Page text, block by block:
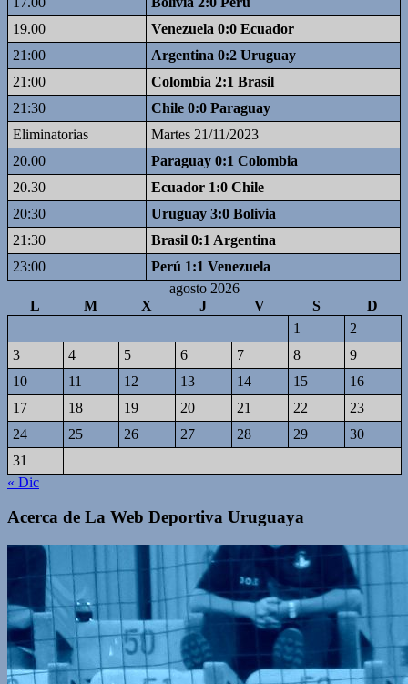
19.00
Venezuela 0:0 Ecuador
21:00
Argentina 0:2 Uruguay
21:00
Colombia 2:1 Brasil
21:30
Chile 0:0 Paraguay
Eliminatorias
Martes 21/11/2023
20.00
Paraguay 0:1 Colombia
20.30
Ecuador 1:0 Chile
20:30
Uruguay 3:0 Bolivia
21:30
Brasil 0:1 Argentina
23:00
Perú 1:1 Venezuela
agosto 2026
L
M X J V S
D
1
2
3
4 5 6 7 8
9
10
11 12 13 14 15
16
17
18 19 20 21 22
23
24
25 26 27 28 29
30
31
« Dic
Acerca de La Web Deportiva Uruguaya